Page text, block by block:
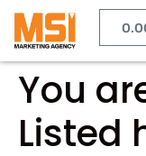
You
Listed